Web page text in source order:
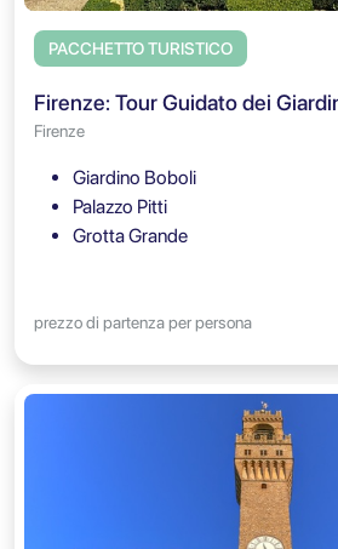
PACCHETTO TURISTICO
Firenze
Giardino Boboli
Palazzo Pitti
Grotta Grande
prezzo di partenza per persona